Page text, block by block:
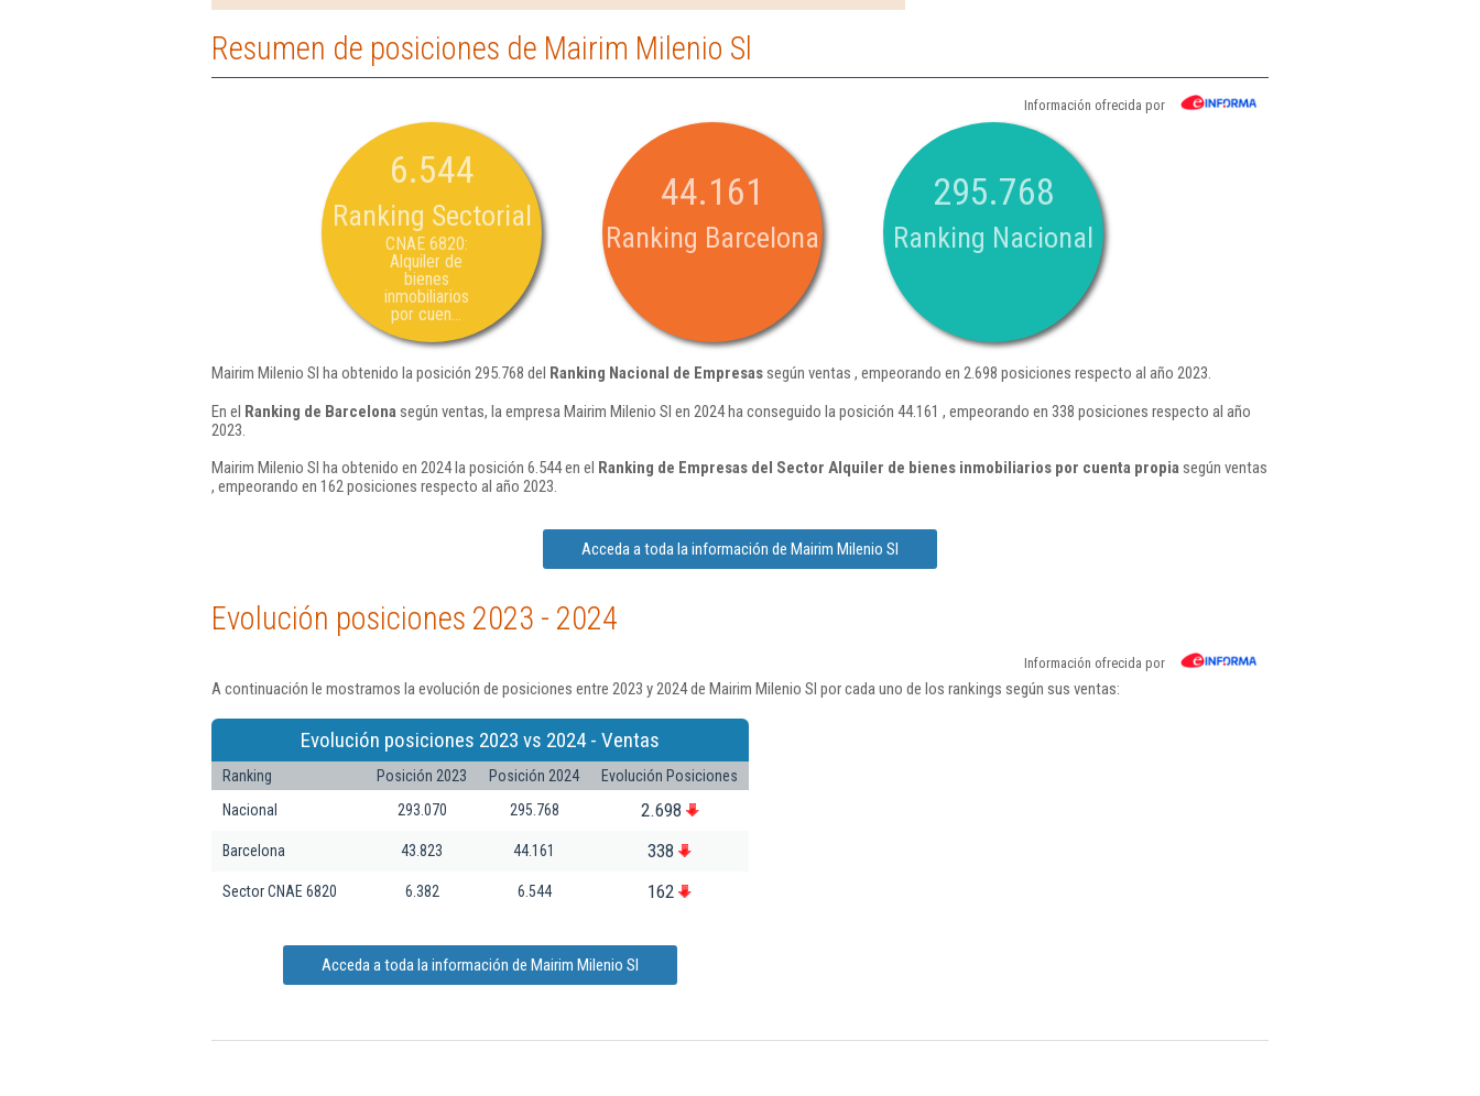
Resumen de posiciones de Mairim Milenio Sl
Información ofrecida por
6.544
Ranking Sectorial
CNAE 6820:
Alquiler de
bienes
inmobiliarios
por cuen...
44.161
Ranking Barcelona
295.768
Ranking Nacional
Mairim Milenio Sl ha obtenido la posición 295.768 del Ranking Nacional de Empresassegún ventas , empeorando en 2.698 posiciones respecto al año 2023.
En el Ranking de Barcelona según ventas, la empresa Mairim Milenio Sl en 2024 ha conseguido la posición 44.161 , empeorando en 338 posiciones respecto al año
2023.
Mairim Milenio Sl ha obtenido en 2024 la posición 6.544 en el Ranking de Empresas del Sector Alquiler de bienes inmobiliarios por cuenta propiasegún ventas
, empeorando en 162 posiciones respecto al año 2023.
Acceda a toda la información de Mairim Milenio Sl
Evolución posiciones 2023 - 2024
Información ofrecida por
A continuación le mostramos la evolución de posiciones entre 2023 y 2024 de Mairim Milenio Sl por cada uno de los rankings según sus ventas:
Evolución posiciones 2023 vs 2024 - Ventas
Ranking Posición 2023 Posición 2024
Evolución Posiciones
Nacional
293.070 295.768 2.698
Barcelona 43.823 44.161 338
Sector CNAE 6820 6.382 6.544 162
Acceda a toda la información de Mairim Milenio Sl